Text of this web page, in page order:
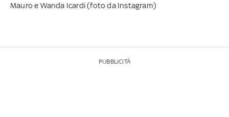
Mauro e Wanda Icardi (foto da Instagram)
PUBBLICITÀ